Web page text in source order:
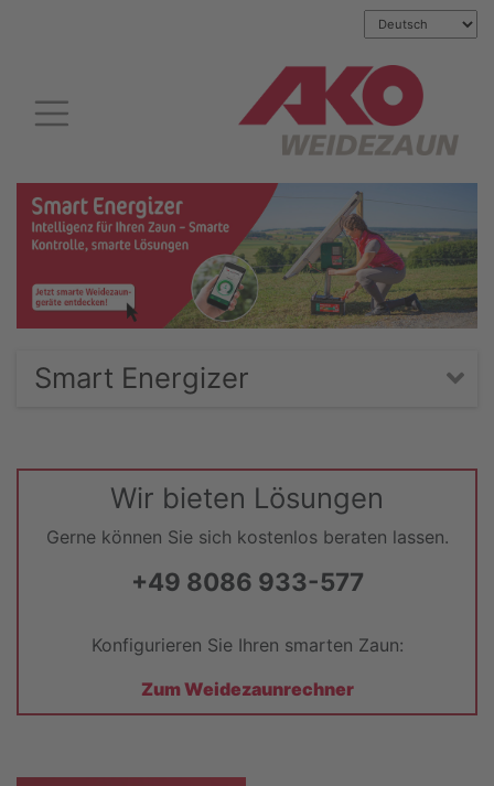
Smart Energizer
Wir bieten Lösungen
Gerne können Sie sich kostenlos beraten lassen.
+49 8086 933-577
Konfigurieren Sie Ihren smarten Zaun:
Zum Weidezaunrechner